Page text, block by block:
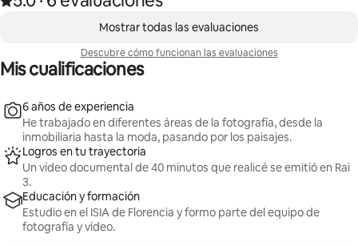
entregan en 24 horas, los videos en 48: rapidez y
, Mostrando 0 de 0 elementos
Mostrar todas las evaluaciones
Descubre cómo funcionan las evaluaciones
Mis cualificaciones
6 años de experiencia
He trabajado en diferentes áreas de la fotografía, desde la
inmobiliaria hasta la moda, pasando por los paisajes.
Logros en tu trayectoria
Un vídeo documental de 40 minutos que realicé se emitió en Rai
3.
Educación y formación
Estudio en el ISIA de Florencia y formo parte del equipo de
fotografía y vídeo.